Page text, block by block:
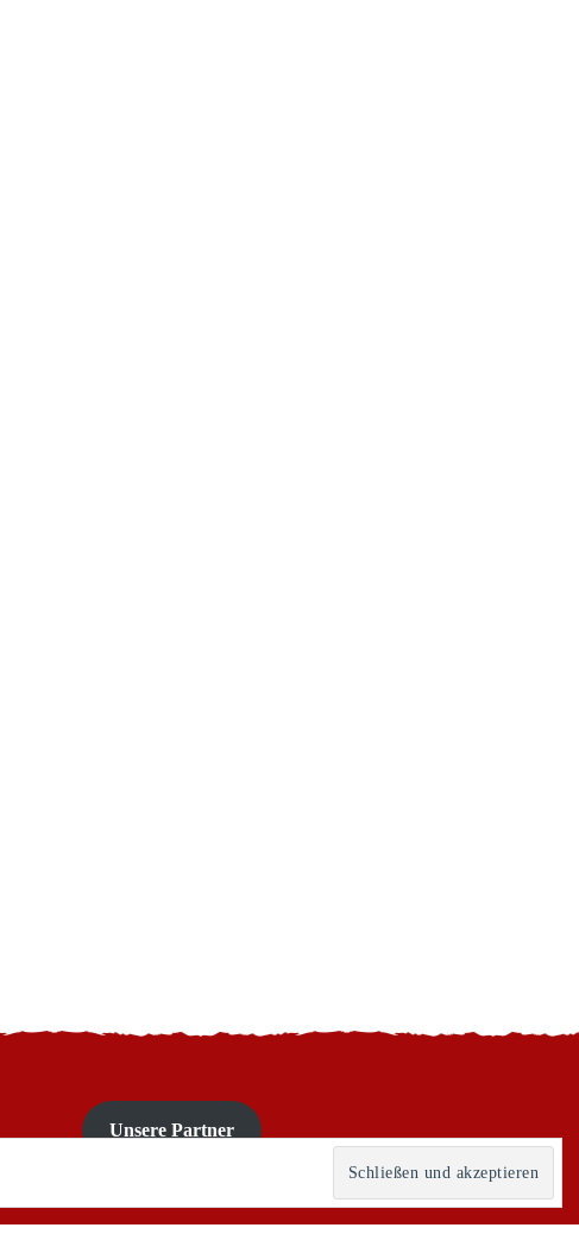
Unsere Partner